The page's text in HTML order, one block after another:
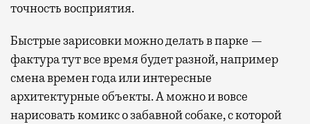
точность восприятия.
Быстрые зарисовки можно делать в парке —
фактура тут все время будет разной, например
смена времен года или интересные
архитектурные объекты. А можно и вовсе
нарисовать комикс о забавной собаке, с которой